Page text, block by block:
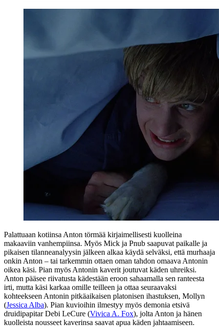
Palattuaan kotiinsa Anton törmää kirjaimellisesti kuolleina
makaaviin vanhempiinsa. Myös Mick ja Pnub saapuvat paikalle ja
pikaisen tilanneanalyysin jälkeen alkaa käydä selväksi, että murhaaja
onkin Anton – tai tarkemmin ottaen oman tahdon omaava Antonin
oikea käsi. Pian myös Antonin kaverit joutuvat käden uhreiksi.
Anton pääsee riivatusta kädestään eroon sahaamalla sen ranteesta
irti, mutta käsi karkaa omille teilleen ja ottaa seuraavaksi
kohteekseen Antonin pitkäaikaisen platonisen ihastuksen, Mollyn
(Jessica Alba). Pian kuvioihin ilmestyy myös demonia etsivä
druidipapitar Debi LeCure (Vivica A. Fox), jolta Anton ja hänen
kuolleista nousseet kaverinsa saavat apua käden jahtaamiseen.